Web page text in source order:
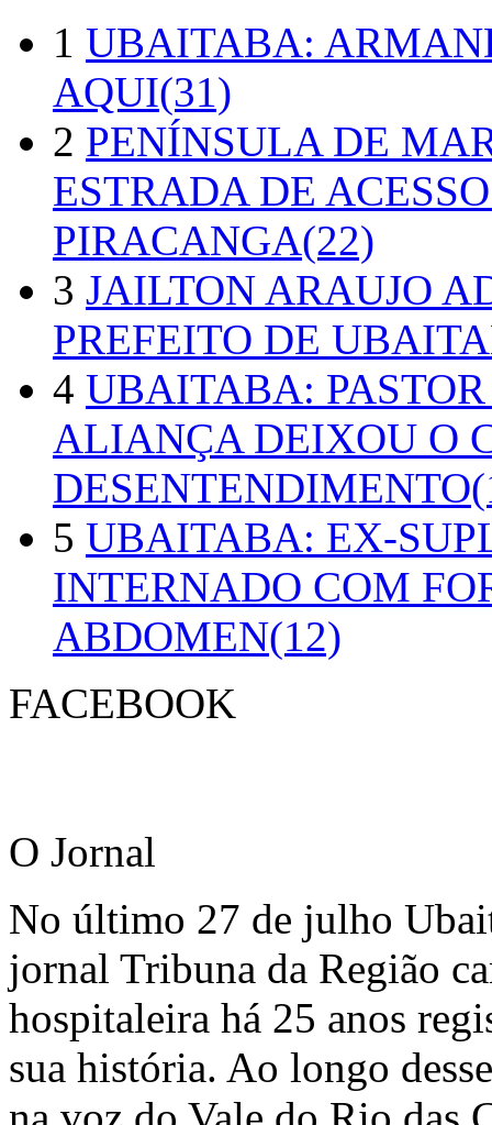
1 UBAITABA:
AQUI(31)
2 PENÍNSULA DE
ESTRADA DE
PIRACANGA(22)
3 JAILTON ARAUJO
PREFEITO DE
4 UBAITABA:
ALIANÇA DEIXOU O
5 UBAITABA: EX-
INTERNADO COM
ABDOMEN(12)
FACEBOOK
O Jornal
No último 27 de julho
jornal Tribuna da Região
hospitaleira há 25 anos
sua história. Ao longo